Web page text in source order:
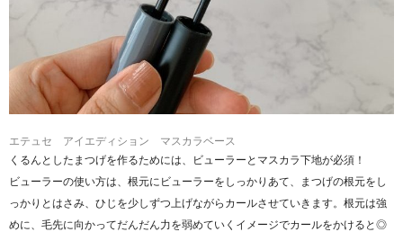
エテュセ アイエディション マスカラベース
くるんとしたまつげを作るためには、ビューラーとマスカラ下地が必須！
ビューラーの使い方は、根元にビューラーをしっかりあて、まつげの根元をし
っかりとはさみ、ひじを少しずつ上げながらカールさせていきます。根元は強
めに、毛先に向かってだんだん力を弱めていくイメージでカールをかけると◎